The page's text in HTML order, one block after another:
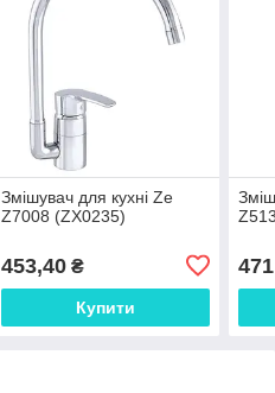
Змішувач для кухні Ze
Z7008 (ZX0235)
453,40₴
Купити